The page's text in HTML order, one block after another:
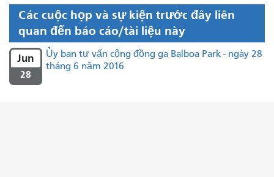
Các cuộc họp và sự kiện trước đây liên
quan đến báo cáo/tài liệu này
Jun
28
Ủy ban tư vấn cộng đồng ga Balboa Park - ngày 28
tháng 6 năm 2016